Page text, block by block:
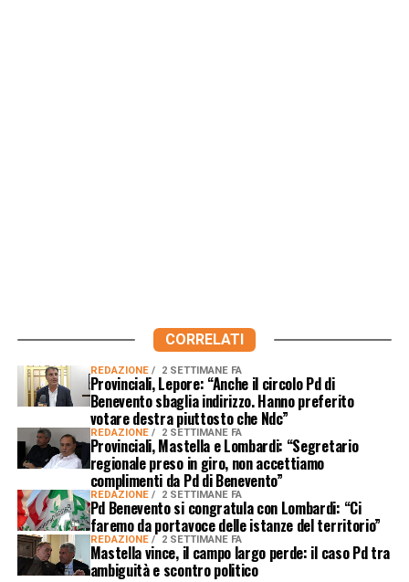
CORRELATI
REDAZIONE 2 SETTIMANE FA
Provinciali, Lepore: “Anche il circolo Pd di
Benevento sbaglia indirizzo. Hanno preferito
votare destra piuttosto che Ndc”
REDAZIONE 2 SETTIMANE FA
Provinciali, Mastella e Lombardi: “Segretario
regionale preso in giro, non accettiamo
complimenti da Pd di Benevento”
REDAZIONE 2 SETTIMANE FA
Pd Benevento si congratula con Lombardi: “Ci
faremo da portavoce delle istanze del territorio”
REDAZIONE 2 SETTIMANE FA
Mastella vince, il campo largo perde: il caso Pd tra
ambiguità e scontro politico